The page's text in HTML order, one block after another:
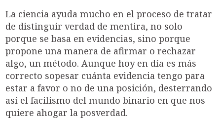
La ciencia ayuda mucho en el proceso de tratar
de distinguir verdad de mentira, no solo
porque se basa en evidencias, sino porque
propone una manera de afirmar o rechazar
algo, un método. Aunque hoy en día es más
correcto sopesar cuánta evidencia tengo para
estar a favor o no de una posición, desterrando
así el facilismo del mundo binario en que nos
quiere ahogar la posverdad.